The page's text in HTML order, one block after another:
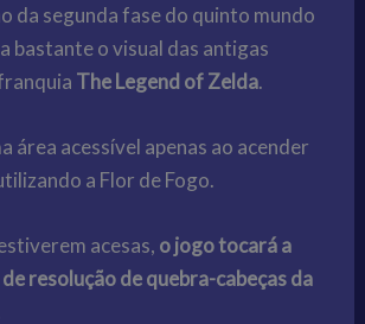
da segunda fase do quinto mundo
bastante o visual das antigas
The Legend of Zelda.
área acessível apenas ao acender
a Flor de Fogo.
acesas, o jogo tocará a
resolução de quebra-cabeças da